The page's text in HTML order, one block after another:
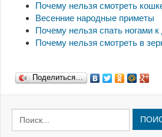
Почему нельзя смотреть
Весенние народные приметы
Почему нельзя спать ногами
Почему нельзя смотреть в
Поделиться…